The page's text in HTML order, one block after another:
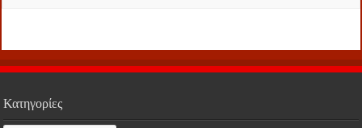
Κατηγορίες